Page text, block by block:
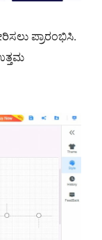
ಪ್ರಾರಂಭಿಸಿ.